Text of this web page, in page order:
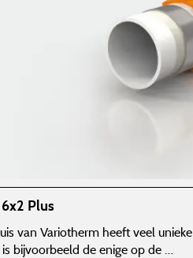
Plus
van Variotherm heeft veel unieke
bijvoorbeeld de enige op de …